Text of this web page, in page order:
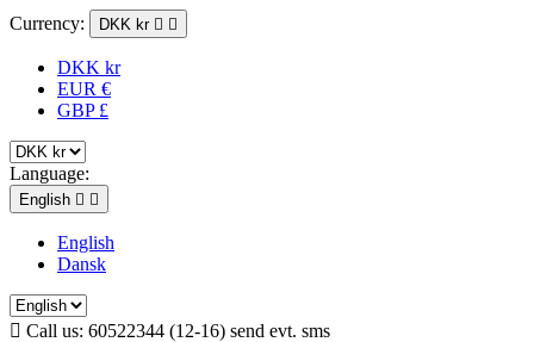
Currency: DKK kr  
DKK kr
EUR €
GBP £
Language:
English  
English
Dansk
 Call us: 60522344 (12-16) send evt. sms